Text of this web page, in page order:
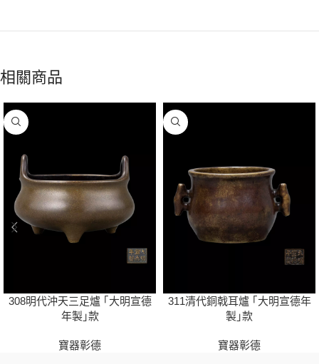
相關商品
308明代沖天三足爐 ｢大明宣德
年製｣款
寶器彰德
311清代銅戟耳爐 ｢大明宣德年
製｣款
寶器彰德